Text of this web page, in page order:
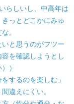
らしいし、中高年は
っとどこかにみゅ
。
と思うのがフツー
を確認しようとし
）
するのを楽しむ」
違えにくい。